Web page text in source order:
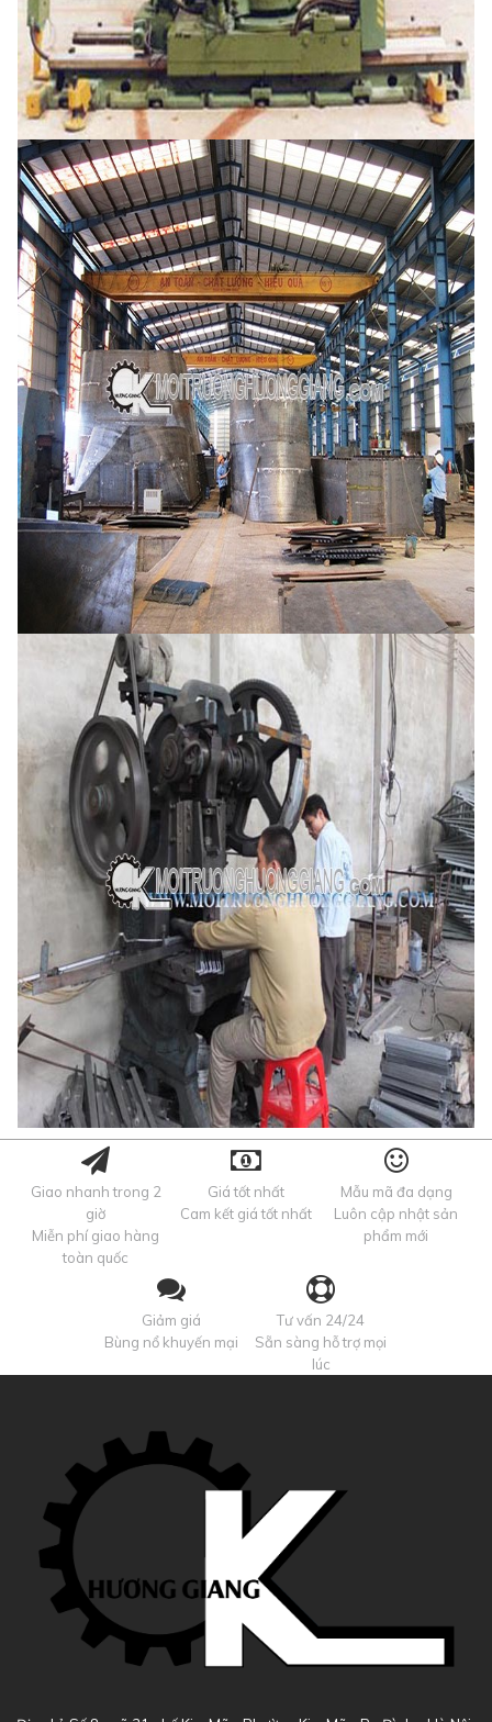
Giao nhanh trong 2
giờ
Miễn phí giao hàng
toàn quốc
Giá tốt nhất
Cam kết giá tốt nhất
Mẫu mã đa dạng
Luôn cập nhật sản
phẩm mới
Giảm giá
Bùng nổ khuyến mại
Tư vấn 24/24
Sẵn sàng hỗ trợ mọi
lúc